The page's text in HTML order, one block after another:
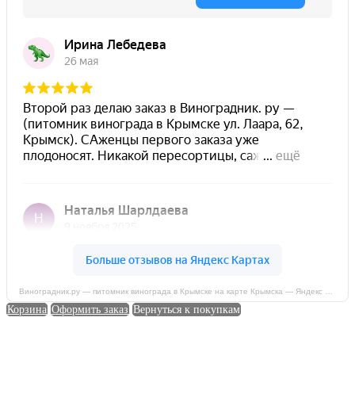
Корзина Оформить заказ Вернуться к покупкам